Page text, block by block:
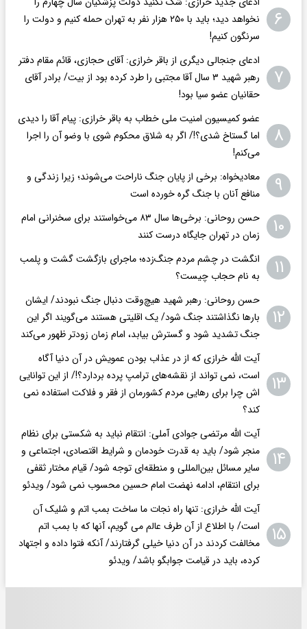
۶
نخواهد دید؛ باید با ۲۵۰ هزار نفر به تهران حمله کنیم و دولت را
سرنگون کنیم!
۷
ادعای جنجالی دیگری از باقر خرازی: آقای حجازی، قائم مقام دفتر
رهبر شهید ۳ سال آقا مجتبی را طرد کرده بود از بیت/ برادر آقای
حقانیان عضو سیا بود!
۸
عضو کمیسیون امنیت ملی خطاب به باقر خرازی: پیام آقا را دیدی
اما گستاخ شدی؟!/ اگر به شلاق محکوم شوی با وضو آن را اجرا
می‌کنم!
۹
معادیخواه: برخی از پایان جنگ ناراحت می‌شوند؛ زیرا زندگی و
منافع آنان با جنگ گره خورده است
۱۰
حسن روحانی: برخی‌ها سال ۸۳ می‌خواستند برای سخنرانی امام
زمان در تهران جایگاه درست کنند
۱۱
انگشت در چشم مردم جنگ‌زده؛ ماجرای بازگشت گشت و پلمب
به نام حجاب چیست؟
۱۲
حسن روحانی: رهبر شهید هیچ‌وقت دنبال جنگ نبودند/ ایشان
بارها نگذاشتند جنگ شود/ یک اقلیتی هستند می‌گویند اگر این
جنگ تشدید شود و گسترش بیابد، امام زمان زودتر ظهور می‌کند
۱۳
آیت الله خرازی که از در عذاب بودن عمویش در آن دنیا آگاه
است، نمی تواند از نقشه‌های ترامپ پرده بردارد؟!/ از این توانایی
اش چرا برای رهایی مردم کشورمان از فقر و فلاکت استفاده نمی
کند؟
۱۴
آیت الله مرتضی جوادی آملی: انتقام نباید به شکستی برای نظام
منجر شود/ باید به قدرت خودمان و شرایط اقتصادی، اجتماعی و
سایر مسائل بین‌المللی و منطقه‌ای توجه شود/ قیام مختار ثقفی
برای انتقام، ادامه نهضت امام حسین محسوب نمی شود/ ویدئو
۱۵
آیت الله خرازی: تنها راه نجات ما ساخت بمب اتم و شلیک آن
است/ با اطلاع از آن طرف عالم می گویم، آنها که با بمب اتم
مخالفت کردند در آن دنیا خیلی گرفتارند/ آنکه فتوا داده و اجتهاد
کرده، باید در قیامت جوابگو باشد/ ویدئو